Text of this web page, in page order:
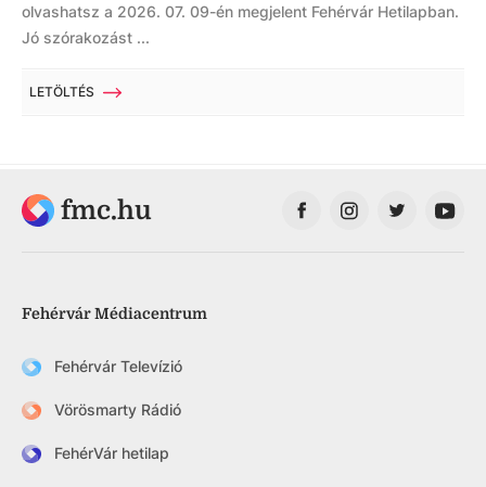
olvashatsz a 2026. 07. 09-én megjelent Fehérvár Hetilapban.
Jó szórakozást ...
LETÖLTÉS
fmc.hu
Fehérvár Médiacentrum
Fehérvár Televízió
Vörösmarty Rádió
FehérVár hetilap